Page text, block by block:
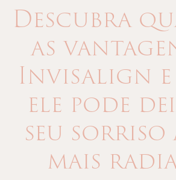
Descubra
as
Invisalign
ele pode
seu
mais